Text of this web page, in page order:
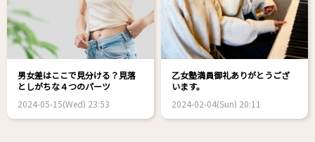
男女差はここで見分ける？見落
としがちな４つのパーツ
2024-05-15(Wed) 23:53
乙女塾満員御礼ありがとうござ
います。
2024-02-04(Sun) 20:11